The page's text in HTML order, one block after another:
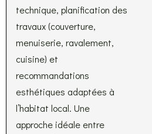
technique, planification des
travaux (couverture,
menuiserie, ravalement,
cuisine) et
recommandations
esthétiques adaptées à
l’habitat local. Une
approche idéale entre